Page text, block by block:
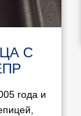
С
года и